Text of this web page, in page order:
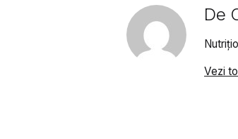
De
Vezi